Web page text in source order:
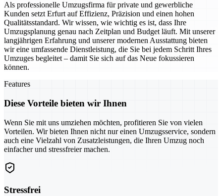
Als professionelle Umzugsfirma für private und gewerbliche
Kunden setzt Erfurt auf Effizienz, Präzision und einen hohen
Qualitätsstandard. Wir wissen, wie wichtig es ist, dass Ihre
Umzugsplanung genau nach Zeitplan und Budget läuft. Mit unserer
langjährigen Erfahrung und unserer modernen Ausstattung bieten
wir eine umfassende Dienstleistung, die Sie bei jedem Schritt Ihres
Umzuges begleitet – damit Sie sich auf das Neue fokussieren
können.
Features
Diese Vorteile bieten wir Ihnen
Wenn Sie mit uns umziehen möchten, profitieren Sie von vielen
Vorteilen. Wir bieten Ihnen nicht nur einen Umzugsservice, sondern
auch eine Vielzahl von Zusatzleistungen, die Ihren Umzug noch
einfacher und stressfreier machen.
Stressfrei